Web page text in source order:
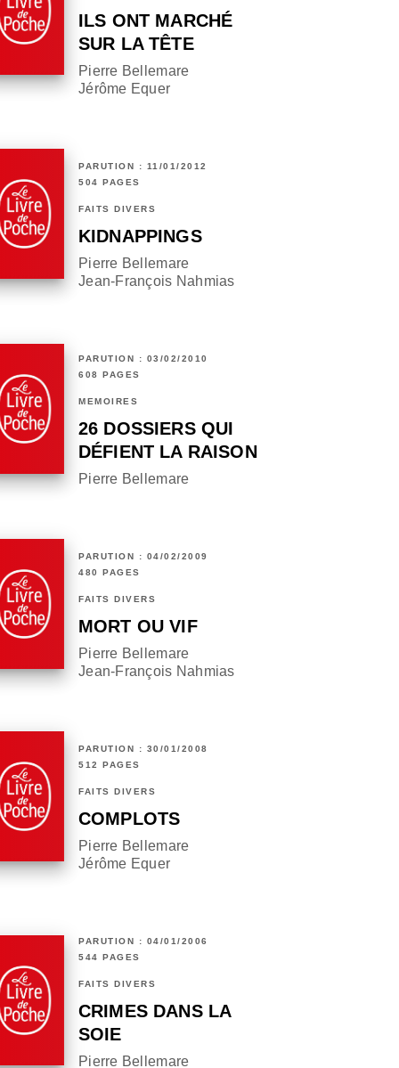
ILS ONT MARCHÉ
SUR LA TÊTE
Pierre Bellemare
Jérôme Equer
PARUTION : 11/01/2012
504 PAGES
FAITS DIVERS
KIDNAPPINGS
Pierre Bellemare
Jean-François Nahmias
PARUTION : 03/02/2010
608 PAGES
MÉMOIRES
26 DOSSIERS QUI
DÉFIENT LA RAISON
Pierre Bellemare
PARUTION : 04/02/2009
480 PAGES
FAITS DIVERS
MORT OU VIF
Pierre Bellemare
Jean-François Nahmias
PARUTION : 30/01/2008
512 PAGES
FAITS DIVERS
COMPLOTS
Pierre Bellemare
Jérôme Equer
PARUTION : 04/01/2006
544 PAGES
FAITS DIVERS
CRIMES DANS LA
SOIE
Pierre Bellemare